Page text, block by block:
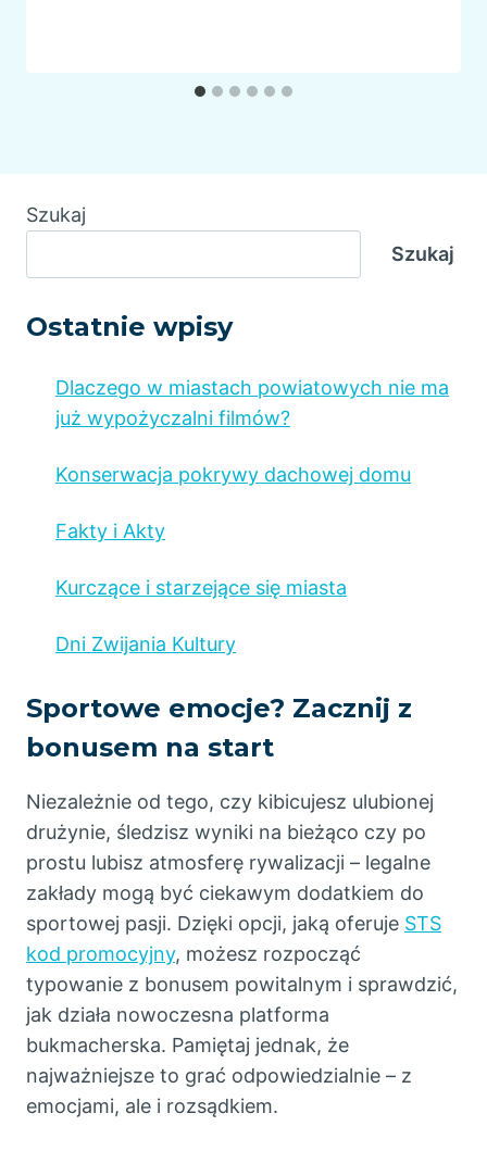
Szukaj
Szukaj
Ostatnie wpisy
Dlaczego w miastach powiatowych nie ma
już wypożyczalni filmów?
Konserwacja pokrywy dachowej domu
Fakty i Akty
Kurczące i starzejące się miasta
Dni Zwijania Kultury
Sportowe emocje? Zacznij z
bonusem na start
Niezależnie od tego, czy kibicujesz ulubionej
drużynie, śledzisz wyniki na bieżąco czy po
prostu lubisz atmosferę rywalizacji – legalne
zakłady mogą być ciekawym dodatkiem do
sportowej pasji. Dzięki opcji, jaką oferuje STS
kod promocyjny, możesz rozpocząć
typowanie z bonusem powitalnym i sprawdzić,
jak działa nowoczesna platforma
bukmacherska. Pamiętaj jednak, że
najważniejsze to grać odpowiedzialnie – z
emocjami, ale i rozsądkiem.